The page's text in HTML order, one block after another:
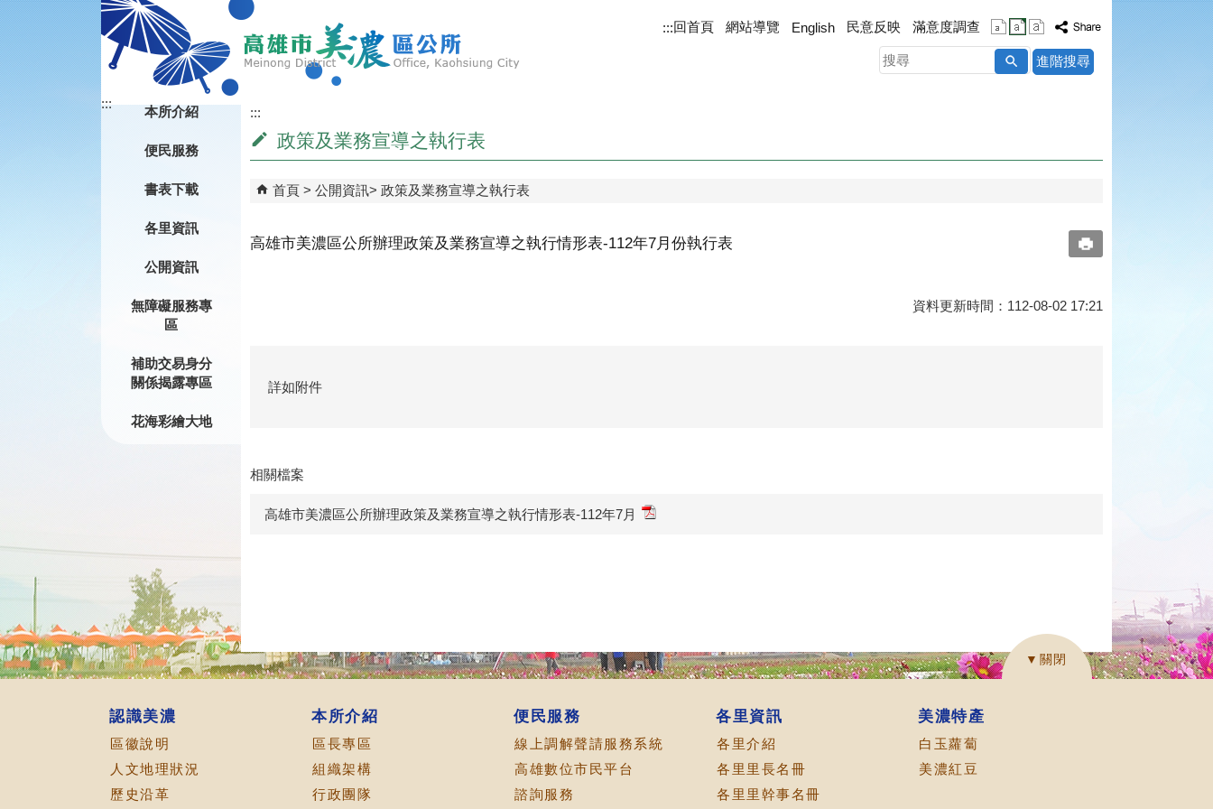
跳到主要內容區塊
:::回首頁 網站導覽 English 民意反映 滿意度調查
搜
尋
進階搜尋
:::
本所介紹
便民服務
書表下載
各里資訊
公開資訊
無障礙服務專
區
補助交易身分
關係揭露專區
花海彩繪大地
:::
政策及業務宣導之執行表
首頁 公開資訊 政策及業務宣導之執行表
高雄市美濃區公所辦理政策及業務宣導之執行情形表-112年7月份執行表
資料更新時間：112-08-02 17:21
詳如附件
相關檔案
高雄市美濃區公所辦理政策及業務宣導之執行情形表-112年7月
▼關閉
認識美濃
區徽說明
人文地理狀況
歷史沿革
本所介紹
區長專區
組織架構
行政團隊
便民服務
線上調解聲請服務系統
高雄數位市民平台
諮詢服務
各里資訊
各里介紹
各里里長名冊
各里里幹事名冊
美濃特產
白玉蘿蔔
美濃紅豆